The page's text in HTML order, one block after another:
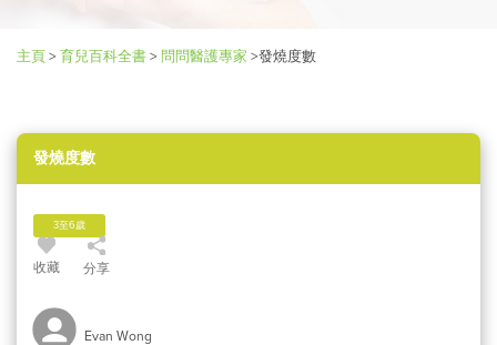
主頁> 育兒百科全書> 問問醫護專家 >發燒度數
發燒度數
3至6歲
收藏 分享
Evan Wong